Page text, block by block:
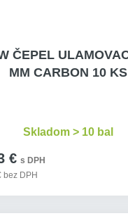
ČEPEL
MM CARBON 10 KS
€ s DPH
bez DPH
Skladom > 10 bal